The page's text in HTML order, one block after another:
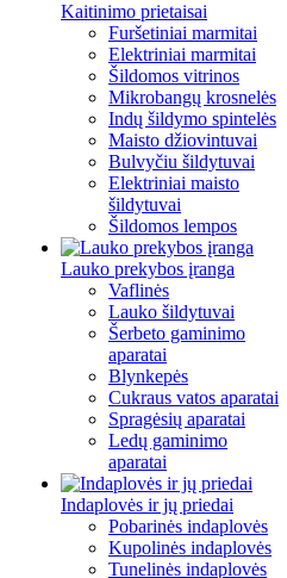
Kaitinimo prietaisai
Furšetiniai marmitai
Elektriniai marmitai
Šildomos vitrinos
Mikrobangų krosnelės
Indų šildymo spintelės
Maisto džiovintuvai
Bulvyčiu šildytuvai
Elektriniai maisto
šildytuvai
Šildomos lempos
Lauko prekybos įranga
Vaflinės
Lauko šildytuvai
Šerbeto gaminimo
aparatai
Blynkepės
Cukraus vatos aparatai
Spragėsių aparatai
Ledų gaminimo
aparatai
Indaplovės ir jų priedai
Pobarinės indaplovės
Kupolinės indaplovės
Tunelinės indaplovės